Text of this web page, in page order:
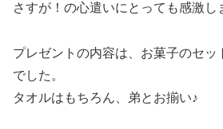
さすが！の心遣いにとっても感激し
プレゼントの内容は、お菓子のセッ
でした。
タオルはもちろん、弟とお揃い♪